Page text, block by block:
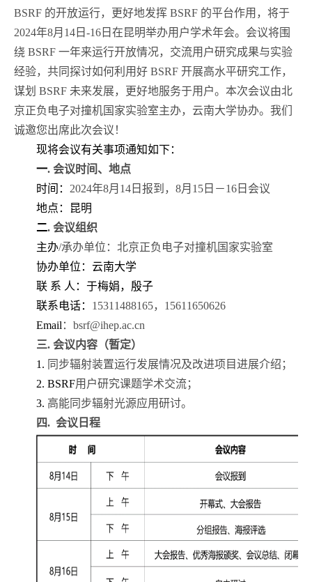
BSRF 的开放运行，更好地发挥 BSRF 的平台作用，将于
2024年8月 14 日 -16 日在昆明举办用户学术年会。会议将围
绕 BSRF 一年来运行开放情况，交流用户研究成果与实验
经验，共同探讨如何利用好 BSRF 开展高水平研究工作，
谋划 BSRF 未来发展，更好地服务于用户。本次会议由北
京正负电子对撞机国家实验室主办，云南大学协办。我们
诚邀您出席此次会议！
现将会议有关事项通知如下：
一. 会议时间、地点
时间： 2024年8月 14 日报到， 8月 15 日－16 日会议
地点：昆明
二. 会议组织
主办/承办单位：北京正负电子对撞机国家实验室
协办单位：云南大学
联 系 人：于梅娟，殷子
联系电话： 15311488165， 15611650626
Email ： bsrf@ihep.ac.cn
三. 会议内容（暂定）
1. 同步辐射装置运行发展情况及改进项目进展介绍；
2. BSRF用户研究课题学术交流；
3. 高能同步辐射光源应用研讨。
四. 会议日程